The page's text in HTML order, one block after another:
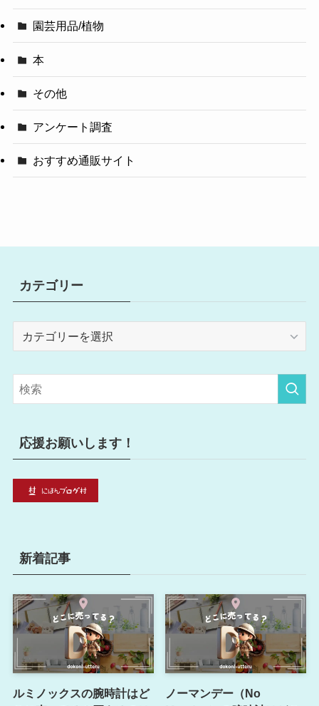
園芸用品/植物
本
その他
アンケート調査
おすすめ通販サイト
カテゴリー
リ
ー
応援お願いします！
新着記事
ルミノックスの腕時計はど
ノーマンデー（No